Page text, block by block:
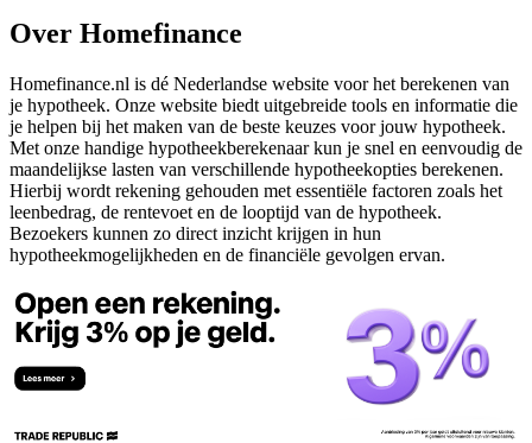
Over Homefinance
Homefinance.nl is dé Nederlandse website voor het berekenen van
je hypotheek. Onze website biedt uitgebreide tools en informatie die
je helpen bij het maken van de beste keuzes voor jouw hypotheek.
Met onze handige hypotheekberekenaar kun je snel en eenvoudig de
maandelijkse lasten van verschillende hypotheekopties berekenen.
Hierbij wordt rekening gehouden met essentiële factoren zoals het
leenbedrag, de rentevoet en de looptijd van de hypotheek.
Bezoekers kunnen zo direct inzicht krijgen in hun
hypotheekmogelijkheden en de financiële gevolgen ervan.